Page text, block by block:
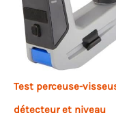
Test perceuse-
détecteur et niveau